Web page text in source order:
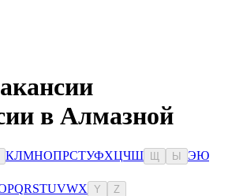
в Алмазной
КЛМНОПРСТУФХЦЧШ Ы ЭЮ
PQRSTUVWX Y Z